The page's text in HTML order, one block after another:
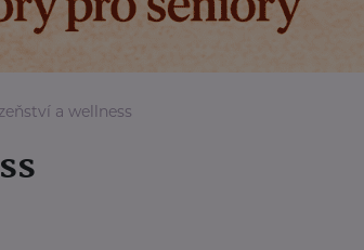
a wellness